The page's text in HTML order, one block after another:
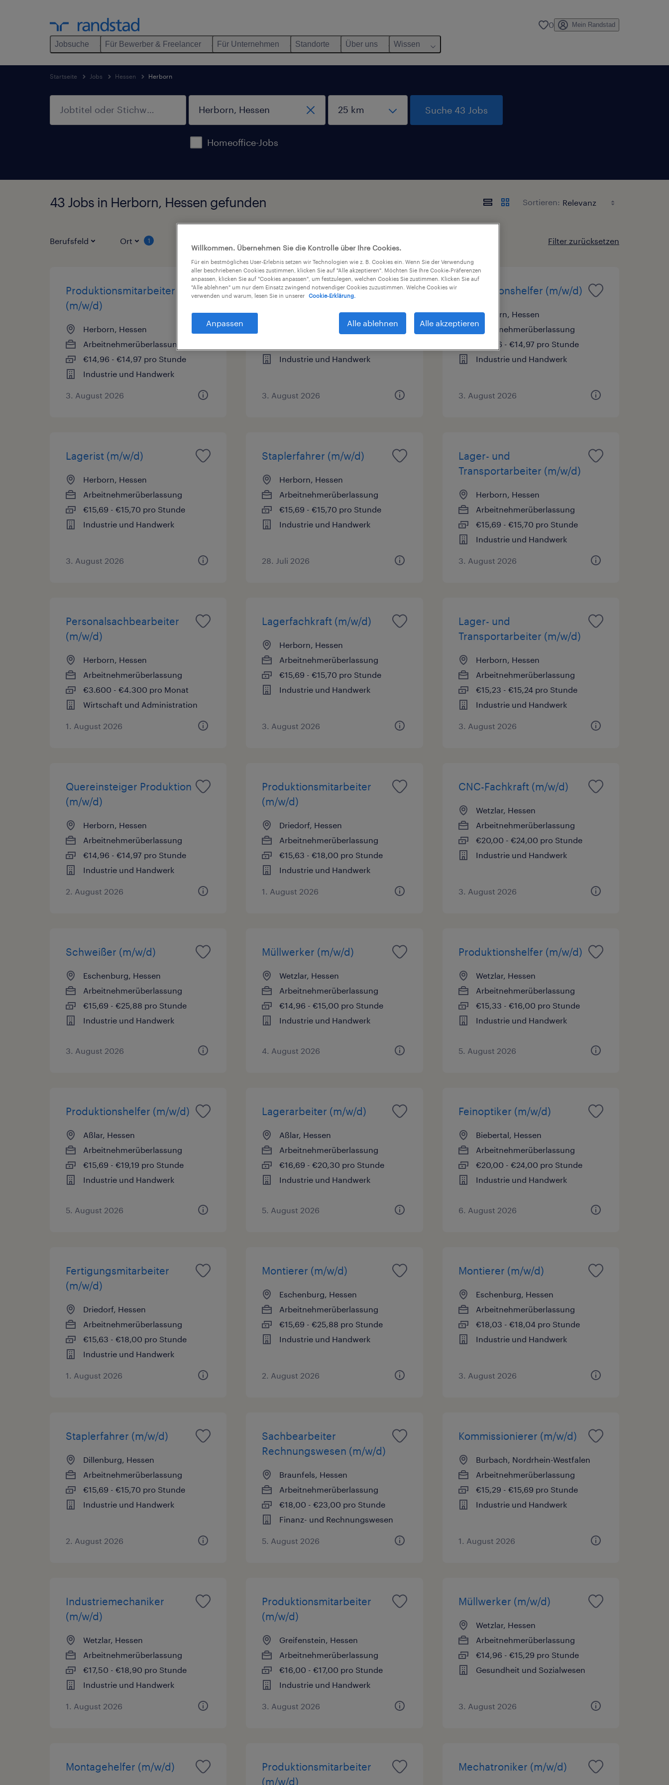
Jobsuche Für Bewerber & Freelancer Für Unternehmen Standorte Über uns Wissen
0 Mein Randstad
Startseite Jobs Hessen Herborn
Homeoffice-Jobs
Suche 43 Jobs
43 Jobs in Herborn, Hessen gefunden Sortieren:
Berufsfeld Ort 1 Filter zurücksetzen
Produktionsmitarbeiter
(m/w/d)
Herborn, Hessen
Arbeitnehmerüberlassung
€14,96 - €14,97 pro Stunde
Industrie und Handwerk
3. August 2026
Lagerarbeiter (m/w/d)
Herborn, Hessen
Arbeitnehmerüberlassung
Industrie und Handwerk
3. August 2026
Produktionshelfer (m/w/d)
Herborn, Hessen
Arbeitnehmerüberlassung
€14,96 - €14,97 pro Stunde
Industrie und Handwerk
3. August 2026
Lagerist (m/w/d)
Herborn, Hessen
Arbeitnehmerüberlassung
€15,69 - €15,70 pro Stunde
Industrie und Handwerk
3. August 2026
Staplerfahrer (m/w/d)
Herborn, Hessen
Arbeitnehmerüberlassung
€15,69 - €15,70 pro Stunde
Industrie und Handwerk
28. Juli 2026
Lager- und
Transportarbeiter (m/w/d)
Herborn, Hessen
Arbeitnehmerüberlassung
€15,69 - €15,70 pro Stunde
Industrie und Handwerk
3. August 2026
Personalsachbearbeiter
(m/w/d)
Herborn, Hessen
Arbeitnehmerüberlassung
€3.600 - €4.300 pro Monat
Wirtschaft und Administration
1. August 2026
Lagerfachkraft (m/w/d)
Herborn, Hessen
Arbeitnehmerüberlassung
€15,69 - €15,70 pro Stunde
Industrie und Handwerk
3. August 2026
Lager- und
Transportarbeiter (m/w/d)
Herborn, Hessen
Arbeitnehmerüberlassung
€15,23 - €15,24 pro Stunde
Industrie und Handwerk
3. August 2026
Quereinsteiger Produktion
(m/w/d)
Herborn, Hessen
Arbeitnehmerüberlassung
€14,96 - €14,97 pro Stunde
Industrie und Handwerk
2. August 2026
Produktionsmitarbeiter
(m/w/d)
Driedorf, Hessen
Arbeitnehmerüberlassung
€15,63 - €18,00 pro Stunde
Industrie und Handwerk
1. August 2026
CNC-Fachkraft (m/w/d)
Wetzlar, Hessen
Arbeitnehmerüberlassung
€20,00 - €24,00 pro Stunde
Industrie und Handwerk
3. August 2026
Schweißer (m/w/d)
Eschenburg, Hessen
Arbeitnehmerüberlassung
€15,69 - €25,88 pro Stunde
Industrie und Handwerk
3. August 2026
Müllwerker (m/w/d)
Wetzlar, Hessen
Arbeitnehmerüberlassung
€14,96 - €15,00 pro Stunde
Industrie und Handwerk
4. August 2026
Produktionshelfer (m/w/d)
Wetzlar, Hessen
Arbeitnehmerüberlassung
€15,33 - €16,00 pro Stunde
Industrie und Handwerk
5. August 2026
Produktionshelfer (m/w/d)
Aßlar, Hessen
Arbeitnehmerüberlassung
€15,69 - €19,19 pro Stunde
Industrie und Handwerk
5. August 2026
Lagerarbeiter (m/w/d)
Aßlar, Hessen
Arbeitnehmerüberlassung
€16,69 - €20,30 pro Stunde
Industrie und Handwerk
5. August 2026
Feinoptiker (m/w/d)
Biebertal, Hessen
Arbeitnehmerüberlassung
€20,00 - €24,00 pro Stunde
Industrie und Handwerk
6. August 2026
Fertigungsmitarbeiter
(m/w/d)
Driedorf, Hessen
Arbeitnehmerüberlassung
€15,63 - €18,00 pro Stunde
Industrie und Handwerk
1. August 2026
Montierer (m/w/d)
Eschenburg, Hessen
Arbeitnehmerüberlassung
€15,69 - €25,88 pro Stunde
Industrie und Handwerk
2. August 2026
Montierer (m/w/d)
Eschenburg, Hessen
Arbeitnehmerüberlassung
€18,03 - €18,04 pro Stunde
Industrie und Handwerk
3. August 2026
Staplerfahrer (m/w/d)
Dillenburg, Hessen
Arbeitnehmerüberlassung
€15,69 - €15,70 pro Stunde
Industrie und Handwerk
2. August 2026
Sachbearbeiter
Rechnungswesen (m/w/d)
Braunfels, Hessen
Arbeitnehmerüberlassung
€18,00 - €23,00 pro Stunde
Finanz- und Rechnungswesen
5. August 2026
Kommissionierer (m/w/d)
Burbach, Nordrhein-Westfalen
Arbeitnehmerüberlassung
€15,29 - €15,69 pro Stunde
Industrie und Handwerk
1. August 2026
Industriemechaniker
(m/w/d)
Wetzlar, Hessen
Arbeitnehmerüberlassung
€17,50 - €18,90 pro Stunde
Industrie und Handwerk
1. August 2026
Produktionsmitarbeiter
(m/w/d)
Greifenstein, Hessen
Arbeitnehmerüberlassung
€16,00 - €17,00 pro Stunde
Industrie und Handwerk
3. August 2026
Müllwerker (m/w/d)
Wetzlar, Hessen
Arbeitnehmerüberlassung
€14,96 - €15,29 pro Stunde
Gesundheit und Sozialwesen
3. August 2026
Montagehelfer (m/w/d)
Produktionsmitarbeiter
(m/w/d)
Mechatroniker (m/w/d)
Willkommen. Übernehmen Sie die Kontrolle über Ihre Cookies.
Für ein bestmögliches User-Erlebnis setzen wir Technologien wie z. B. Cookies ein. Wenn Sie der Verwendung
aller beschriebenen Cookies zustimmen, klicken Sie auf "Alle akzeptieren". Möchten Sie Ihre Cookie-Präferenzen
anpassen, klicken Sie auf "Cookies anpassen", um festzulegen, welchen Cookies Sie zustimmen. Klicken Sie auf
"Alle ablehnen" um nur dem Einsatz zwingend notwendiger Cookies zuzustimmen. Welche Cookies wir
verwenden und warum, lesen Sie in unserer
Cookie-Erklärung.
Anpassen Alle ablehnen Alle akzeptieren